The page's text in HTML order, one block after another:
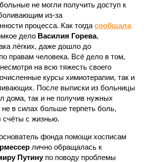
не могли получить доступ к
из-за
процесса. Как тогда сообщала
дело Василия Горева,
лёгких, даже дошло до
правам человека. Всё дело в том,
на всю тяжесть своего
курсы химиотерапии, так и
После выписки из больницы
дома, так и не получив нужных
не в силах больше терпеть боль,
счёты с жизнью.
фонда помощи хосписам
лично обращалась к
Путинупо поводу проблемы